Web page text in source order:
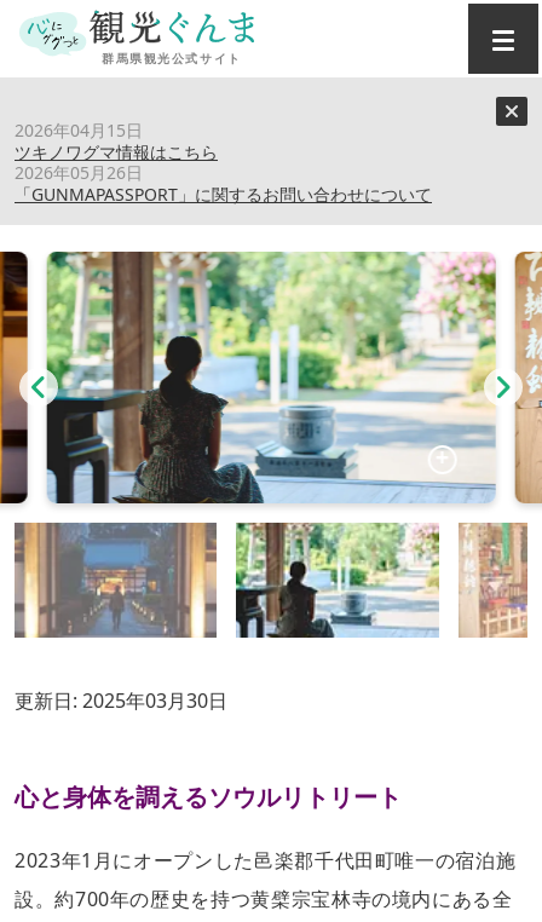
2026年04月15日
ツキノワグマ情報はこちら
2026年05月26日
「GUNMAPASSPORT」に関するお問い合わせについて
TEMPLESTAY ZENSŌ
更新日: 2025年03月30日
心と身体を調えるソウルリトリート
2023年1月にオープンした邑楽郡千代田町唯一の宿泊施
設。約700年の歴史を持つ黄檗宗宝林寺の境内にある全